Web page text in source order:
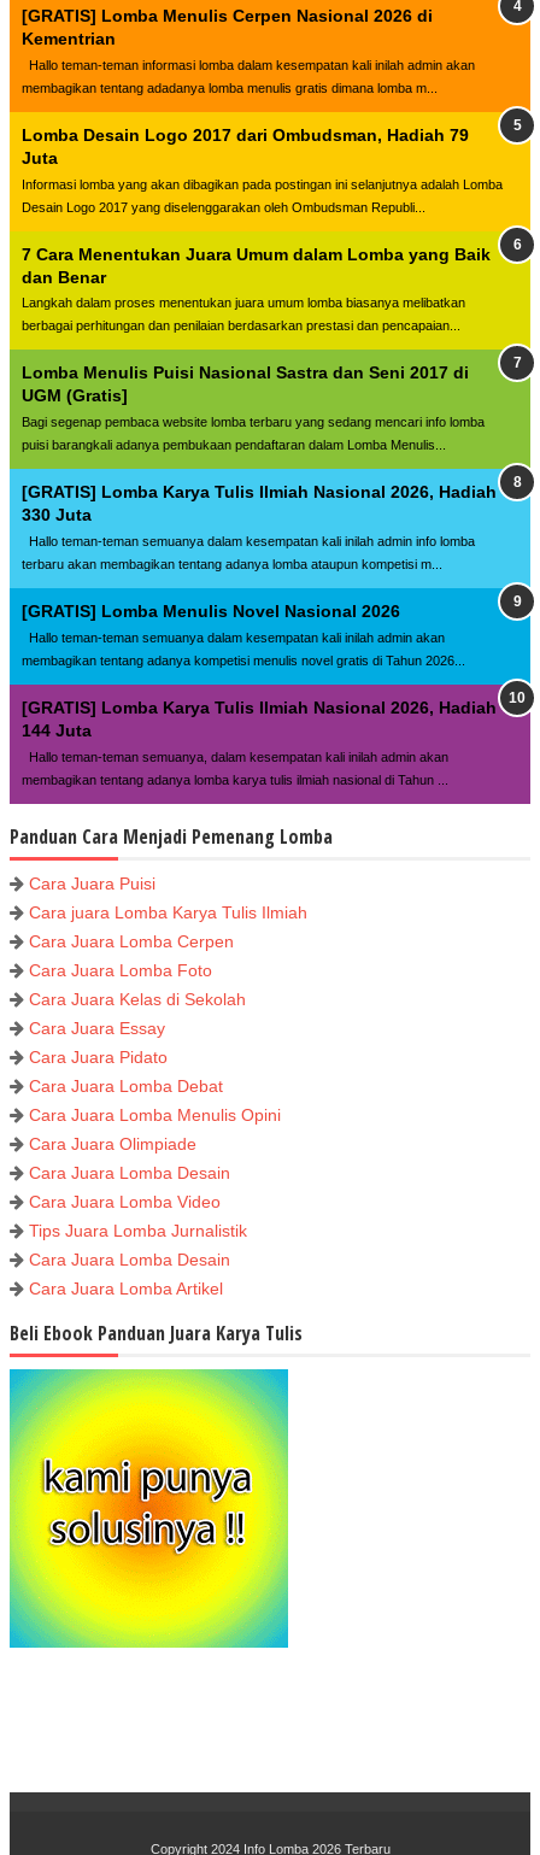
[GRATIS] Lomba Menulis Cerpen Nasional 2026 di
Kementrian
Hallo teman-teman informasi lomba dalam kesempatan kali inilah admin akan
membagikan tentang adadanya lomba menulis gratis dimana lomba m...
Lomba Desain Logo 2017 dari Ombudsman, Hadiah 79
Juta
Informasi lomba yang akan dibagikan pada postingan ini selanjutnya adalah Lomba
Desain Logo 2017 yang diselenggarakan oleh Ombudsman Republi...
7 Cara Menentukan Juara Umum dalam Lomba yang Baik
dan Benar
Langkah dalam proses menentukan juara umum lomba biasanya melibatkan
berbagai perhitungan dan penilaian berdasarkan prestasi dan pencapaian...
Lomba Menulis Puisi Nasional Sastra dan Seni 2017 di
UGM (Gratis]
Bagi segenap pembaca website lomba terbaru yang sedang mencari info lomba
puisi barangkali adanya pembukaan pendaftaran dalam Lomba Menulis...
[GRATIS] Lomba Karya Tulis Ilmiah Nasional 2026, Hadiah
330 Juta
Hallo teman-teman semuanya dalam kesempatan kali inilah admin info lomba
terbaru akan membagikan tentang adanya lomba ataupun kompetisi m...
[GRATIS] Lomba Menulis Novel Nasional 2026
Hallo teman-teman semuanya dalam kesempatan kali inilah admin akan
membagikan tentang adanya kompetisi menulis novel gratis di Tahun 2026...
[GRATIS] Lomba Karya Tulis Ilmiah Nasional 2026, Hadiah
144 Juta
Hallo teman-teman semuanya, dalam kesempatan kali inilah admin akan
membagikan tentang adanya lomba karya tulis ilmiah nasional di Tahun ...
Panduan Cara Menjadi Pemenang Lomba
Cara Juara Puisi
Cara juara Lomba Karya Tulis Ilmiah
Cara Juara Lomba Cerpen
Cara Juara Lomba Foto
Cara Juara Kelas di Sekolah
Cara Juara Essay
Cara Juara Pidato
Cara Juara Lomba Debat
Cara Juara Lomba Menulis Opini
Cara Juara Olimpiade
Cara Juara Lomba Desain
Cara Juara Lomba Video
Tips Juara Lomba Jurnalistik
Cara Juara Lomba Desain
Cara Juara Lomba Artikel
Beli Ebook Panduan Juara Karya Tulis
Copyright 2024 Info Lomba 2026 Terbaru